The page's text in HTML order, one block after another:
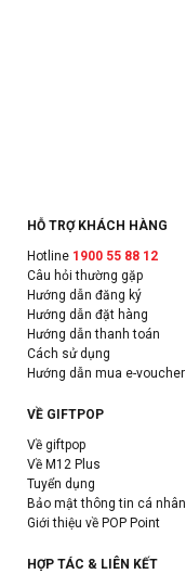
HỖ TRỢ KHÁCH HÀNG
Hotline 1900 55 88 12
Câu hỏi thường gặp
Hướng dẫn đăng ký
Hướng dẫn đặt hàng
Hướng dẫn thanh toán
Cách sử dụng
Hướng dẫn mua e-voucher
VỀ GIFTPOP
Về giftpop
Về M12 Plus
Tuyển dụng
Bảo mật thông tin cá nhân
Giới thiệu về POP Point
HỢP TÁC & LIÊN KẾT